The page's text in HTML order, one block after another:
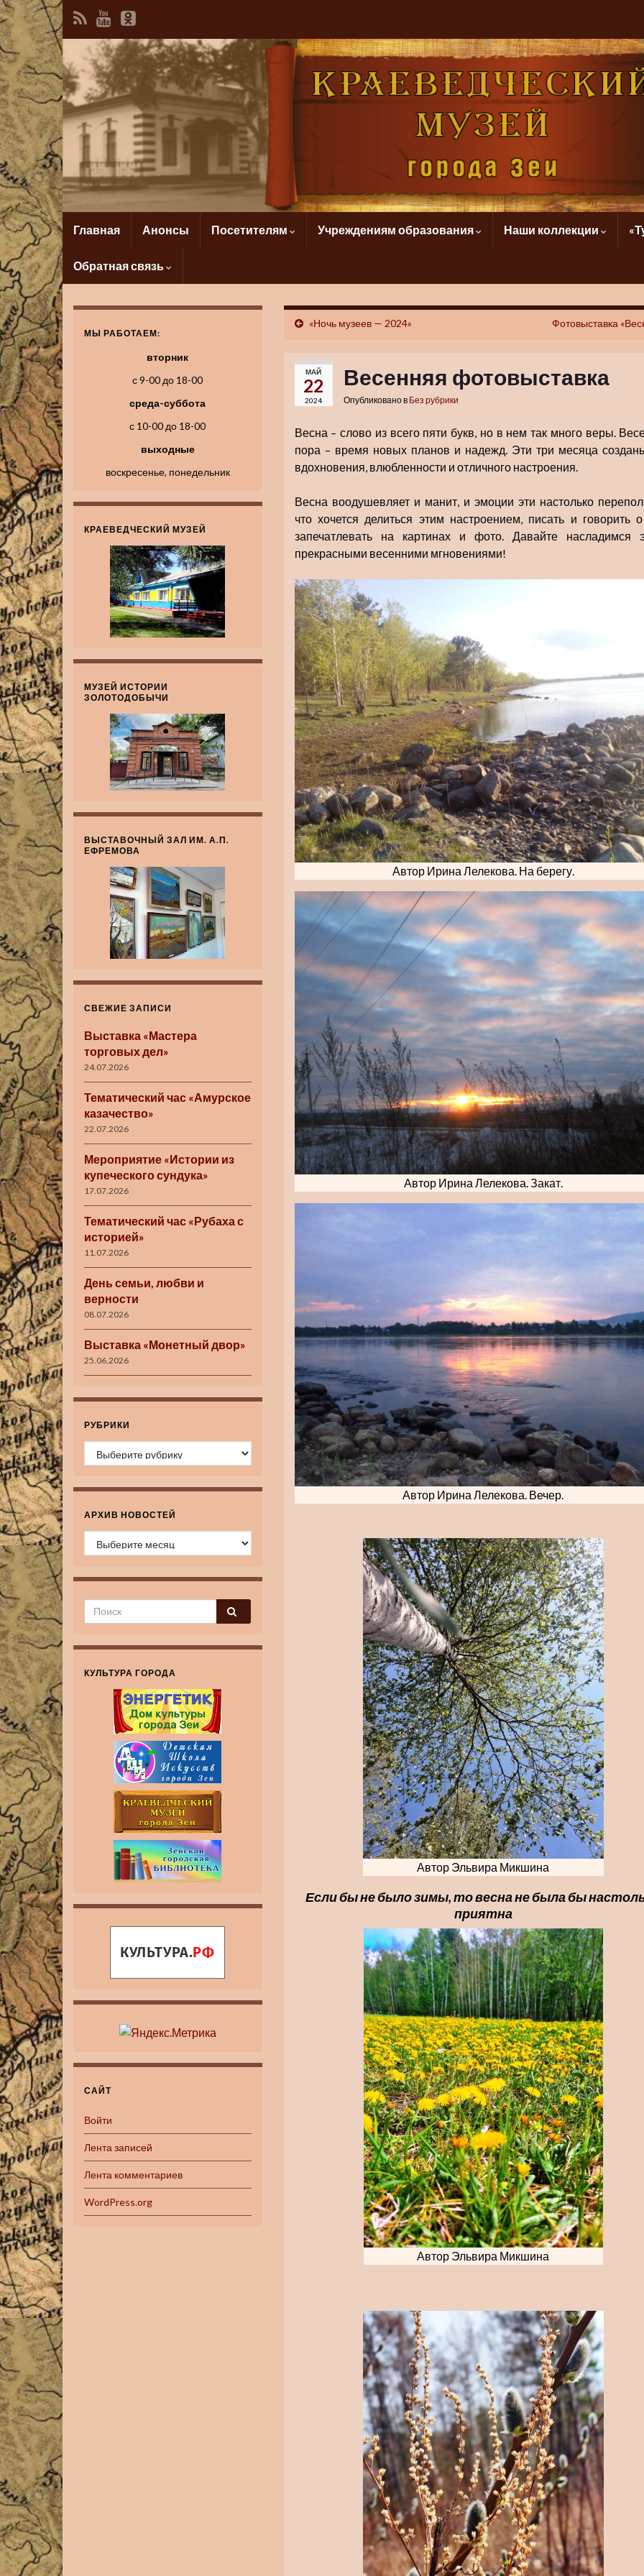
Главная Анонсы Посетителям Учреждениям образования Наши коллекции
Обратная связь
«Ночь музеев — 2024» Фотовыставка
МАЙ
22
2024
Весенняя фотовыставка
Опубликовано в Без рубрики
Весна – слово из всего пяти букв, но в нем так много веры.
пора – время новых планов и надежд. Эти три месяца
вдохновения, влюбленности и отличного настроения.
Весна воодушевляет и манит, и эмоции эти настолько
что хочется делиться этим настроением, писать и говорить
запечатлевать на картинах и фото. Давайте насладимся
прекрасными весенними мгновениями!
Автор Ирина Лелекова. На берегу.
Автор Ирина Лелекова. Закат.
Автор Ирина Лелекова. Вечер.
Автор Эльвира Микшина
Если бы не было зимы, то весна не была бы
приятна
Автор Эльвира Микшина
МЫ РАБОТАЕМ:
вторник
с 9-00 до 18-00
среда-суббота
с 10-00 до 18-00
выходные
воскресенье, понедельник
КРАЕВЕДЧЕСКИЙ МУЗЕЙ
МУЗЕЙ ИСТОРИИ
ЗОЛОТОДОБЫЧИ
ВЫСТАВОЧНЫЙ ЗАЛ ИМ. А.П.
ЕФРЕМОВА
СВЕЖИЕ ЗАПИСИ
Выставка «Мастера
торговых дел»
24.07.2026
Тематический час «Амурское
казачество»
22.07.2026
Мероприятие «Истории из
купеческого сундука»
17.07.2026
Тематический час «Рубаха с
историей»
11.07.2026
День семьи, любви и
верности
08.07.2026
Выставка «Монетный двор»
25.06.2026
РУБРИКИ
Рубрики
АРХИВ НОВОСТЕЙ
Архив новостей
КУЛЬТУРА ГОРОДА
САЙТ
Войти
Лента записей
Лента комментариев
WordPress.org